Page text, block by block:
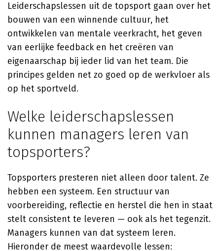
Leiderschapslessen uit de topsport gaan over het
bouwen van een winnende cultuur, het
ontwikkelen van mentale veerkracht, het geven
van eerlijke feedback en het creëren van
eigenaarschap bij ieder lid van het team. Die
principes gelden net zo goed op de werkvloer als
op het sportveld.
Welke leiderschapslessen
kunnen managers leren van
topsporters?
Topsporters presteren niet alleen door talent. Ze
hebben een systeem. Een structuur van
voorbereiding, reflectie en herstel die hen in staat
stelt consistent te leveren — ook als het tegenzit.
Managers kunnen van dat systeem leren.
Hieronder de meest waardevolle lessen: